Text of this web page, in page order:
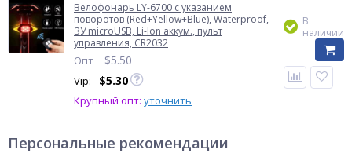
Велофонарь LY-6700 с указанием
поворотов (Red+Yellow+Blue), Waterproof,
ЗУ microUSB, Li-Ion аккум., пульт
управления, CR2032
Опт $5.50
Vip: $5.30
Крупный опт: уточнить
В
наличии
Персональные рекомендации